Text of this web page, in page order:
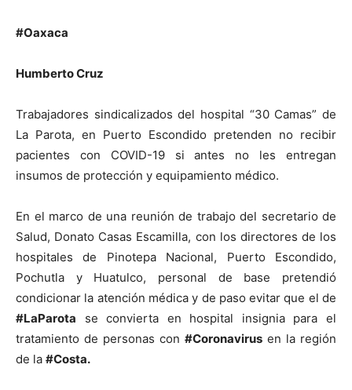
#Oaxaca
Humberto Cruz
Trabajadores sindicalizados del hospital “30 Camas” de
La Parota, en Puerto Escondido pretenden no recibir
pacientes con COVID-19 si antes no les entregan
insumos de protección y equipamiento médico.
En el marco de una reunión de trabajo del secretario de
Salud, Donato Casas Escamilla, con los directores de los
hospitales de Pinotepa Nacional, Puerto Escondido,
Pochutla y Huatulco, personal de base pretendió
condicionar la atención médica y de paso evitar que el de
#LaParota se convierta en hospital insignia para el
tratamiento de personas con #Coronavirus en la región
de la #Costa.